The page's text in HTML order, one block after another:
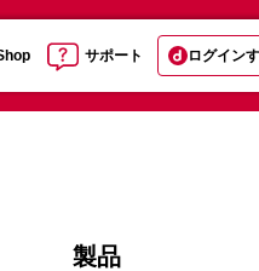
サポート ログイン
製品